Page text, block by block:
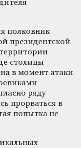
полковник
президентской
столицы
в момент атаки
ряду
прорваться в
попытка не